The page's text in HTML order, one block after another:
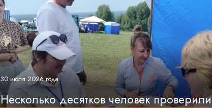
30 июля 2026 года
Несколько десятков человек проверили